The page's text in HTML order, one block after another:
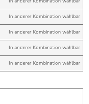
In anderer Kombination wählbar
In anderer Kombination wählbar
In anderer Kombination wählbar
In anderer Kombination wählbar